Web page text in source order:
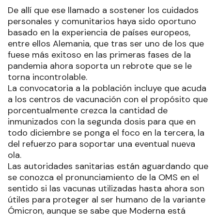
De allí que ese llamado a sostener los cuidados
personales y comunitarios haya sido oportuno
basado en la experiencia de países europeos,
entre ellos Alemania, que tras ser uno de los que
fuese más exitoso en las primeras fases de la
pandemia ahora soporta un rebrote que se le
torna incontrolable.
La convocatoria a la población incluye que acuda
a los centros de vacunación con el propósito que
porcentualmente crezca la cantidad de
inmunizados con la segunda dosis para que en
todo diciembre se ponga el foco en la tercera, la
del refuerzo para soportar una eventual nueva
ola.
Las autoridades sanitarias están aguardando que
se conozca el pronunciamiento de la OMS en el
sentido si las vacunas utilizadas hasta ahora son
útiles para proteger al ser humano de la variante
Ómicron, aunque se sabe que Moderna está